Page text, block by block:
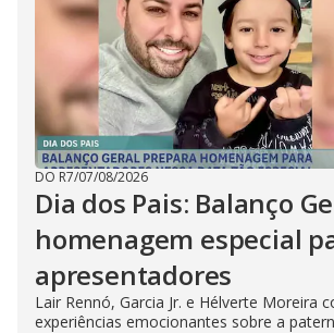
DO R7/07/08/2026
Dia dos Pais: Balanço
homenagem especial
apresentadores
Lair Rennó, Garcia Jr. e Hélverte Moreira
experiências emocionantes sobre a